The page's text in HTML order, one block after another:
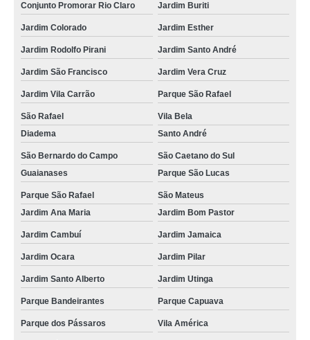
Conjunto Promorar Rio Claro Jardim Buriti
Jardim Colorado Jardim Esther
Jardim Rodolfo Pirani Jardim Santo André
Jardim São Francisco Jardim Vera Cruz
Jardim Vila Carrão Parque São Rafael
São Rafael
Vila Bela
Diadema
Santo André
São Bernardo do Campo
São Caetano do Sul
Guaianases
Parque São Lucas
Parque São Rafael
São Mateus
Jardim Ana Maria
Jardim Bom Pastor
Jardim Cambuí Jardim Jamaica
Jardim Ocara Jardim Pilar
Jardim Santo Alberto Jardim Utinga
Parque Bandeirantes Parque Capuava
Parque dos Pássaros Vila América